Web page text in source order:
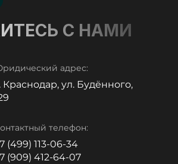
С НАМИ
адрес:
Краснодар, ул. Будённого,
телефон:
(499) 113-06-34
(909) 412-64-07